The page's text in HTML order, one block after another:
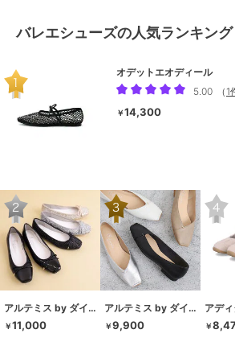
バレエシューズの人気ランキング
オデットエオディール
5.00
（ 1
￥14,300
アルテミス by ダイアナ
￥11,000
アルテミス by ダイアナ
￥9,900
アデ
￥